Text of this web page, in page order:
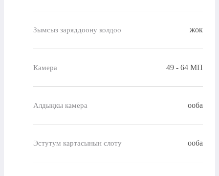
Зымсыз заряддоону колдоо жок
Камера 49 - 64 МП
Алдыңкы камера ооба
Эстутум картасынын слоту ооба